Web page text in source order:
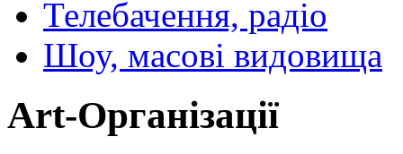
Телебачення, радіо
Шоу, масові видовища
Art-Організації